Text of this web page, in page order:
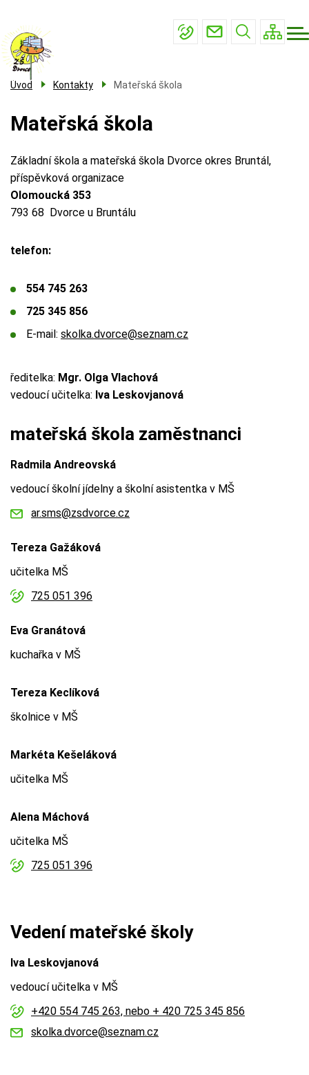
hlavnímu
obsahu
navigace
Mateřská škola
Školní družina
Kontakty
Úvod Kontakty Mateřská škola
Mateřská škola
Základní škola a mateřská škola Dvorce okres Bruntál,
příspěvková organizace
Olomoucká 353
793 68 Dvorce u Bruntálu
telefon:
554 745 263
725 345 856
E-mail: skolka.dvorce@seznam.cz
ředitelka: Mgr. Olga Vlachová
vedoucí učitelka: Iva Leskovjanová
mateřská škola zaměstnanci
Radmila Andreovská
vedoucí školní jídelny a školní asistentka v MŠ
ar.sms@zsdvorce.cz
Tereza Gažáková
učitelka MŠ
725 051 396
Eva Granátová
kuchařka v MŠ
Tereza Keclíková
školnice v MŠ
Markéta Kešeláková
učitelka MŠ
Alena Máchová
učitelka MŠ
725 051 396
Vedení mateřské školy
Iva Leskovjanová
vedoucí učitelka v MŠ
+420 554 745 263, nebo + 420 725 345 856
skolka.dvorce@seznam.cz